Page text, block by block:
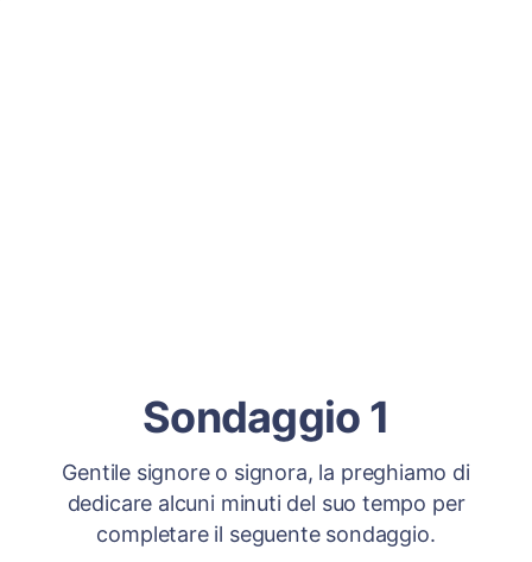
Sondaggio 1
Gentile signore o signora, la preghiamo di
dedicare alcuni minuti del suo tempo per
completare il seguente sondaggio.